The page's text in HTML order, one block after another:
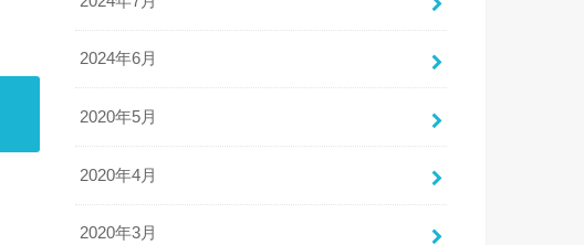
2024年6月
2020年5月
2020年4月
2020年3月